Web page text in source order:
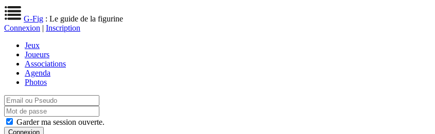
G-Fig : Le guide de la figurine
Connexion | Inscription
Jeux
Joueurs
Associations
Agenda
Photos
Garder ma session ouverte.